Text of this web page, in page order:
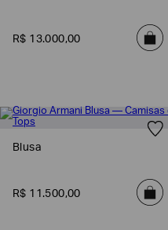
R$ 13.000,00
Blusa
R$ 11 .500,00